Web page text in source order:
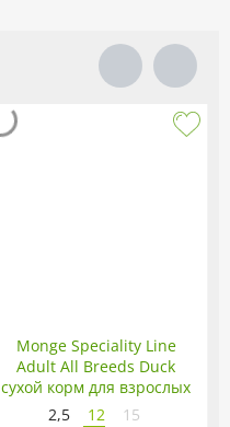
Monge Speciality Line
Adult All Breeds Duck
сухой корм для взрослых
собак всех пород с уткой
2,5 12 15